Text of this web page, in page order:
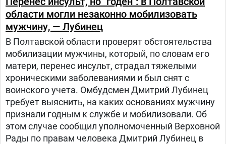
области могли незаконно мобилизовать
мужчину, — Лубинец
В Полтавской области проверят обстоятельства
мобилизации мужчины, который, по словам его
матери, перенес инсульт, страдал тяжелыми
хроническими заболеваниями и был снят с
воинского учета. Омбудсмен Дмитрий Лубинец
требует выяснить, на каких основаниях мужчину
признали годным к службе и мобилизовали. Об
этом случае сообщил уполномоченный Верховной
Рады по правам человека Дмитрий Лубинец в